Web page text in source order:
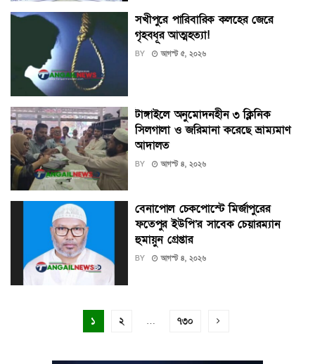
সখীপুরে পারিবারিক কলহের জেরে
গৃহবধূর আত্মহত্যা!
BY আগস্ট ৫, ২০২৬
টাঙ্গাইলে অনুমোদনহীন ৩ ক্লিনিক
সিলগালা ও জরিমানা করেছে ভ্রাম্যমাণ
আদালত
BY আগস্ট ৪, ২০২৬
বেনাপোল চেকপোস্টে মির্জাপুরের
ফতেপুর ইউপি’র সাবেক চেয়ারম্যান
হুমায়ুন গ্রেপ্তার
BY আগস্ট ৪, ২০২৬
১ ২ … ৭৩০